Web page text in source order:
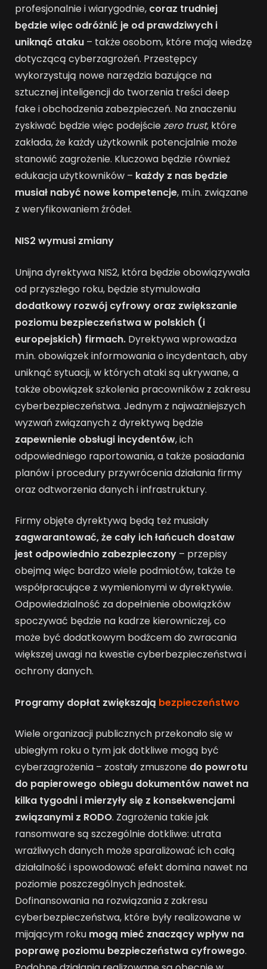
profesjonalnie i wiarygodnie, coraz trudniej
będzie więc odróżnić je od prawdziwych i
uniknąć ataku – także osobom, które mają wiedzę
dotyczącą cyberzagrożeń. Przestępcy
wykorzystują nowe narzędzia bazujące na
sztucznej inteligencji do tworzenia treści deep
fake i obchodzenia zabezpieczeń. Na znaczeniu
zyskiwać będzie więc podejściezero trust, które
zakłada, że każdy użytkownik potencjalnie może
stanowić zagrożenie. Kluczowa będzie również
edukacja użytkowników – każdy z nas będzie
musiał nabyć nowe kompetencje, m.in. związane
z weryfikowaniem źródeł.
NIS2 wymusi zmiany
Unijna dyrektywa NIS2, która będzie obowiązywała
od przyszłego roku, będzie stymulowała
dodatkowy rozwój cyfrowy oraz zwiększanie
poziomu bezpieczeństwa w polskich (i
europejskich) firmach. Dyrektywa wprowadza
m.in. obowiązek informowania o incydentach, aby
uniknąć sytuacji, w których ataki są ukrywane, a
także obowiązek szkolenia pracowników z zakresu
cyberbezpieczeństwa. Jednym z najważniejszych
wyzwań związanych z dyrektywą będzie
zapewnienie obsługi incydentów, ich
odpowiedniego raportowania, a także posiadania
planów i procedury przywrócenia działania firmy
oraz odtworzenia danych i infrastruktury.
Firmy objęte dyrektywą będą też musiały
zagwarantować, że cały ich łańcuch dostaw
jest odpowiednio zabezpieczony – przepisy
obejmą więc bardzo wiele podmiotów, także te
współpracujące z wymienionymi w dyrektywie.
Odpowiedzialność za dopełnienie obowiązków
spoczywać będzie na kadrze kierowniczej, co
może być dodatkowym bodźcem do zwracania
większej uwagi na kwestie cyberbezpieczeństwa i
ochrony danych.
Programy dopłat zwiększają bezpieczeństwo
Wiele organizacji publicznych przekonało się w
ubiegłym roku o tym jak dotkliwe mogą być
cyberzagrożenia – zostały zmuszone do powrotu
do papierowego obiegu dokumentów nawet na
kilka tygodni i mierzyły się z konsekwencjami
związanymi z RODO. Zagrożenia takie jak
ransomware są szczególnie dotkliwe: utrata
wrażliwych danych może sparaliżować ich całą
działalność i spowodować efekt domina nawet na
poziomie poszczególnych jednostek.
Dofinansowania na rozwiązania z zakresu
cyberbezpieczeństwa, które były realizowane w
mijającym roku mogą mieć znaczący wpływ na
poprawę poziomu bezpieczeństwa cyfrowego.